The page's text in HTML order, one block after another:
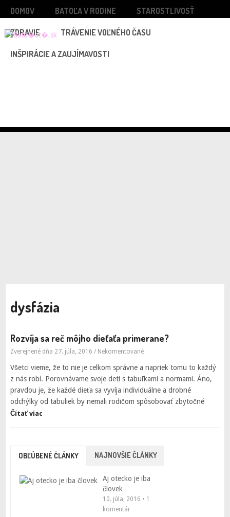
DOMOV BATOĽA V RODINE STAROSTLIVOSŤ
ZDRAVIE TRÁVENIE VOĽNÉHO ČASU
INŠPIRÁCIE A ZAUJÍMAVOSTI
dysfázia
Rozvíja sa reč môjho dieťaťa primerane?
Zverejnené dňa 27. júla, 2016 / Nekomentované
Všetci vieme, že to nie je celkom správne a napriek tomu to každý
z nás robí. Porovnávame svoje deti s tabuľkami a normami. Áno,
pravdou je, že každé dieťa sa vyvíja individuálne a drobné
odchýlky od tabuliek by nemali rodičom spôsobovať zbytočné
Čítať viac
OBĽÚBENÉ ČLÁNKY NAJNOVŠIE ČLÁNKY
Aj otecko je iba
človek
10. júla, 2016 • 1
komentár